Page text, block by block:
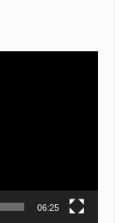
06:25